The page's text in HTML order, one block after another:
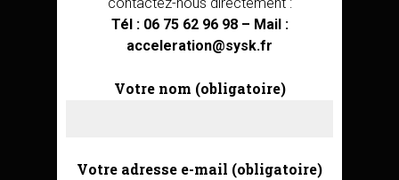
Tél : 06 75 62 96 98 – Mail :
acceleration@sysk.fr
Votre nom (obligatoire)
Votre adresse e-mail (obligatoire)